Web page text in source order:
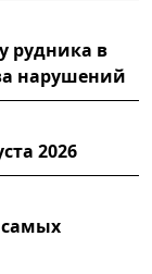
рудника в
нарушений
2026
самых